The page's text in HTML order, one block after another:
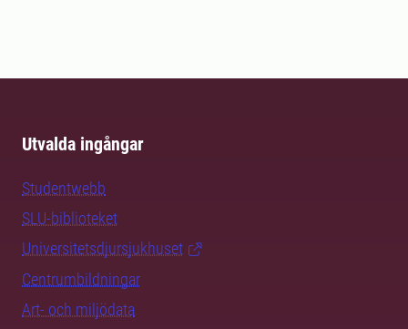
Utvalda ingångar
Studentwebb
SLU-biblioteket
Universitetsdjursjukhuset
Centrumbildningar
Art- och miljödata